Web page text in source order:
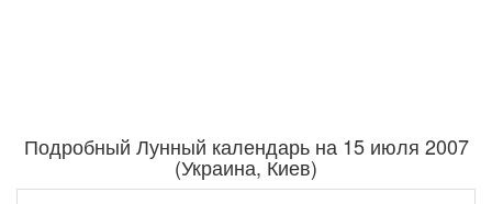
Подробный Лунный календарь на 15 июля 2007
(Украина, Киев)